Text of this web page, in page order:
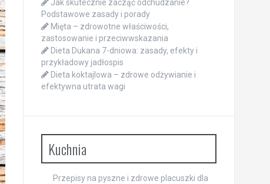
Jak skutecznie zacząć odchudzanie?
Podstawowe zasady i porady
Mięta – zdrowotne właściwości,
zastosowanie i przeciwwskazania
Dieta Dukana 7-dniowa: zasady, efekty i
przykładowy jadłospis
Dieta koktajlowa – zdrowe odżywianie i
efektywna utrata wagi
Kuchnia
Przepisy na pyszne i zdrowe placuszki dla